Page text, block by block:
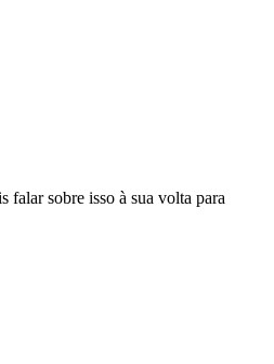
falar sobre isso à sua volta para